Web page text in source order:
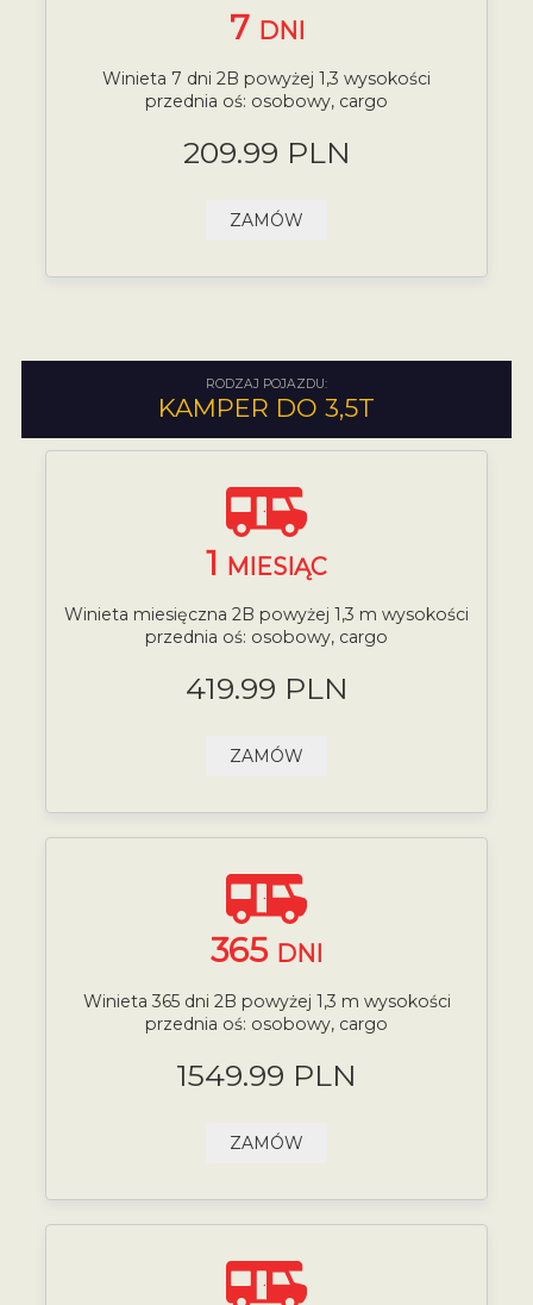
7 DNI
Winieta 7 dni 2B powyżej 1,3 wysokości
przednia oś: osobowy, cargo
209.99 PLN
ZAMÓW
RODZAJ POJAZDU:
KAMPER DO 3,5T
1 MIESIĄC
Winieta miesięczna 2B powyżej 1,3 m wysokości
przednia oś: osobowy, cargo
419.99 PLN
ZAMÓW
365 DNI
Winieta 365 dni 2B powyżej 1,3 m wysokości
przednia oś: osobowy, cargo
1549.99 PLN
ZAMÓW